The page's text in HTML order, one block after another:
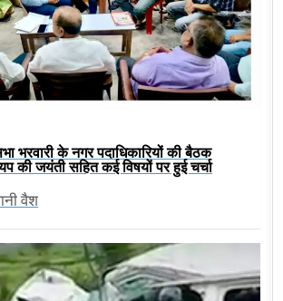
भरवारी के नगर पदाधिकारियों की बैठक
की जयंती सहित कई विषयों पर हुई चर्चा
वैश